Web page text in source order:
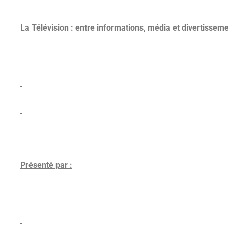
La Télévision : entre informations, média et
Présenté par :